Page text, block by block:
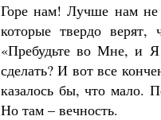
Горе нам! Лучше нам не
которые твердо верят,
«Пребудьте во Мне, и
сделать? И вот все
казалось бы, что мало.
Но там – вечность.